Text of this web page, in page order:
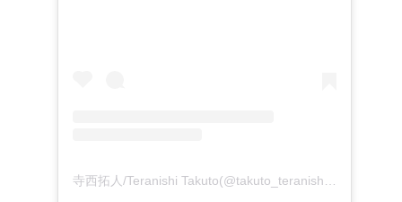
寺西拓人/Teranishi Takuto(@takuto_teranishi)がシェアした投稿